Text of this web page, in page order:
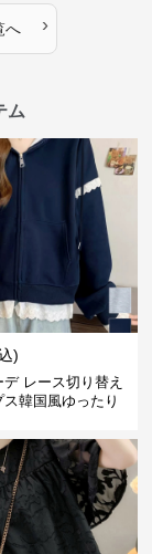
へ ›
ム
)
レース切り替え
韓国風ゆったり